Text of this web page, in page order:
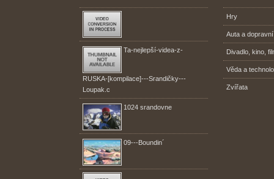
Ta-nejlepší-videa-z-
RUSKA-[kompilace]---Srandičky---
Loupak.c
1024 srandovne
09---Boundin´
Hry
Auta a
Divadlo, kino,
Věda a
Zvířata